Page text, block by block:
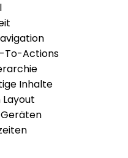
To-Actions
Inhalte